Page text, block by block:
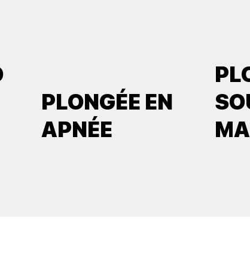
PLONGÉE EN
APNÉE